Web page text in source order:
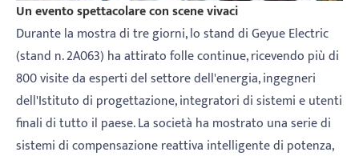
Un evento spettacolare con scene vivaci
Durante la mostra di tre giorni, lo stand di Geyue Electric
(stand n. 2A063) ha attirato folle continue, ricevendo più di
800 visite da esperti del settore dell'energia, ingegneri
dell'Istituto di progettazione, integratori di sistemi e utenti
finali di tutto il paese. La società ha mostrato una serie di
sistemi di compensazione reattiva intelligente di potenza,